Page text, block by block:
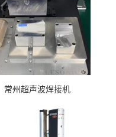
常州超声波焊接机